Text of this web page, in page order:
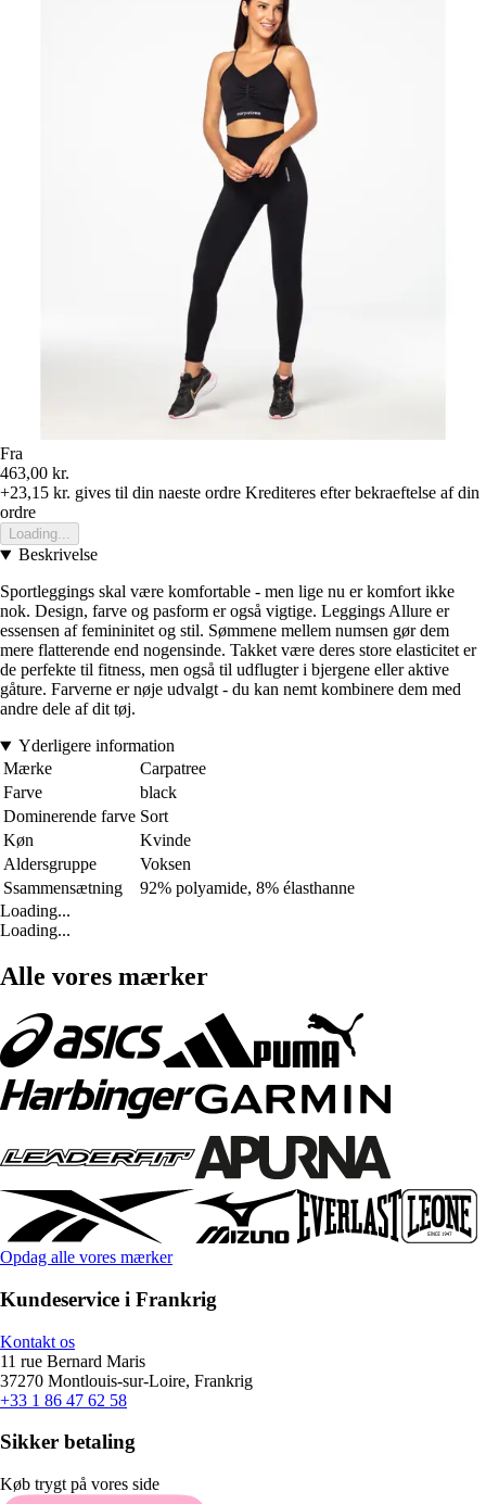
Fra
463,00 kr.
+23,15 kr. gives til din naeste ordre Krediteres efter bekraeftelse af din
ordre
Loading...
Beskrivelse
Sportleggings skal være komfortable - men lige nu er komfort ikke
nok. Design, farve og pasform er også vigtige. Leggings Allure er
essensen af femininitet og stil. Sømmene mellem numsen gør dem
mere flatterende end nogensinde. Takket være deres store elasticitet er
de perfekte til fitness, men også til udflugter i bjergene eller aktive
gåture. Farverne er nøje udvalgt - du kan nemt kombinere dem med
andre dele af dit tøj.
Yderligere information
Mærke
Carpatree
Farve
black
Dominerende farve Sort
Køn
Kvinde
Aldersgruppe
Voksen
Ssammensætning
92% polyamide, 8% élasthanne
Loading...
Loading...
Alle vores mærker
Opdag alle vores mærker
Kundeservice i Frankrig
Kontakt os
11 rue Bernard Maris
37270 Montlouis-sur-Loire, Frankrig
+33 1 86 47 62 58
Sikker betaling
Køb trygt på vores side